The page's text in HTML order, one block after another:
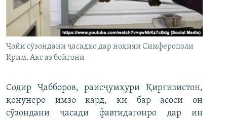
Ҷойи сӯзондани ҷасадҳо дар ноҳияи Симферополи
Қрим. Акс аз бойгонӣ
Содир Ҷабборов, раисҷумҳури Қирғизистон,
қонунеро имзо кард, ки бар асоси он
сӯзондани ҷасади фавтидагонро дар ин